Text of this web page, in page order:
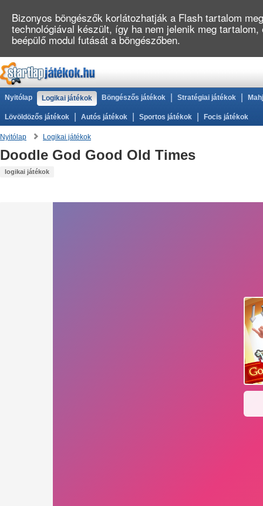
Nyitólap Logikai játékok Böngészős játékok Stratégiai játékok
Lövöldözős játékok Autós játékok Sportos játékok Focis játékok
Nyitólap Logikai játékok
Doodle God Good Old Times
logikai játékok
Bizonyos böngészők korlátozhatják a Flash tartalom
technológiával készült, így ha nem jelenik meg
beépülő modul futását a böngészőben.